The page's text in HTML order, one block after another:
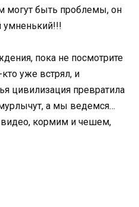
могут быть проблемы, он
умненький!!!
пока не посмотрите
уже встрял, и
цивилизация превратила
а мы ведемся…
кормим и чешем,